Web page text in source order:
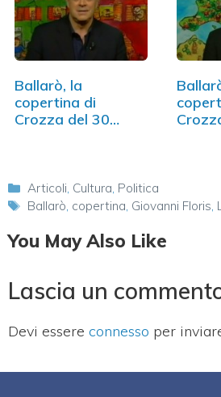
Ballarò, la
copertina di
Crozza del 30
Categorie
Articoli, Cultura, Politica
Tag
Ballarò, copertina, Giovanni Floris,
You May Also Like
Lascia un
Devi essere connesso per